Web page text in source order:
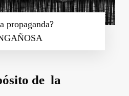
propaganda?
de la